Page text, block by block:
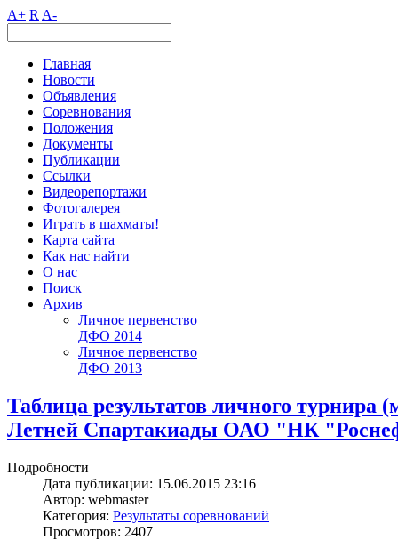
A+ R A-
Главная
Новости
Объявления
Соревнования
Положения
Документы
Публикации
Ссылки
Видеорепортажи
Фотогалерея
Играть в шахматы!
Карта сайта
Как нас найти
О нас
Поиск
Архив
Личное первенство
ДФО 2014
Личное первенство
ДФО 2013
Таблица результатов личного
Летней Спартакиады ОАО "НК
Подробности
Дата публикации: 15.06.2015 23:16
Автор: webmaster
Категория: Результаты соревнований
Просмотров: 2407